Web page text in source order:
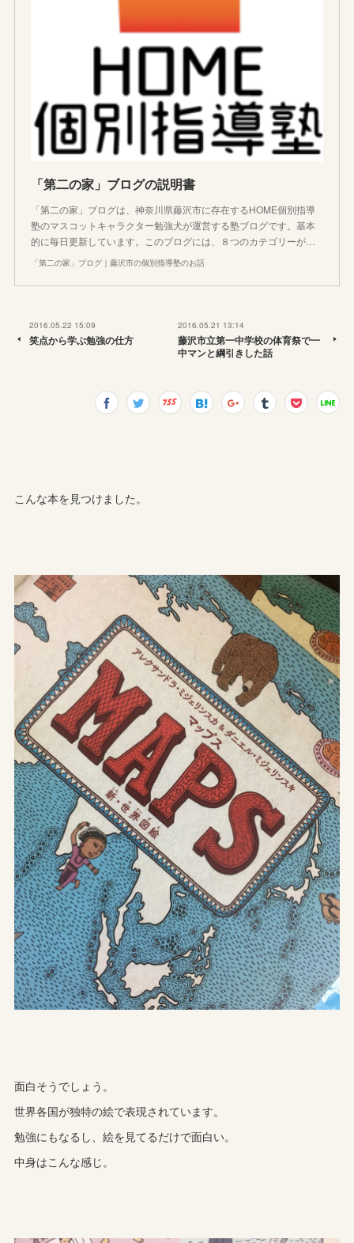
「第二の家」ブログの説明書
「第二の家」ブログは、神奈川県藤沢市に存在するHOME個別指導
塾のマスコットキャラクター勉強犬が運営する塾ブログです。基本
的に毎日更新しています。このブログには、８つのカテゴリーが…
「第二の家」ブログ｜藤沢市の個別指導塾のお話
2016.05.22 15:09
笑点から学ぶ勉強の仕方
2016.05.21 13:14
藤沢市立第一中学校の体育祭で一
中マンと綱引きした話
こんな本を見つけました。
面白そうでしょう。
世界各国が独特の絵で表現されています。
勉強にもなるし、絵を見てるだけで面白い。
中身はこんな感じ。